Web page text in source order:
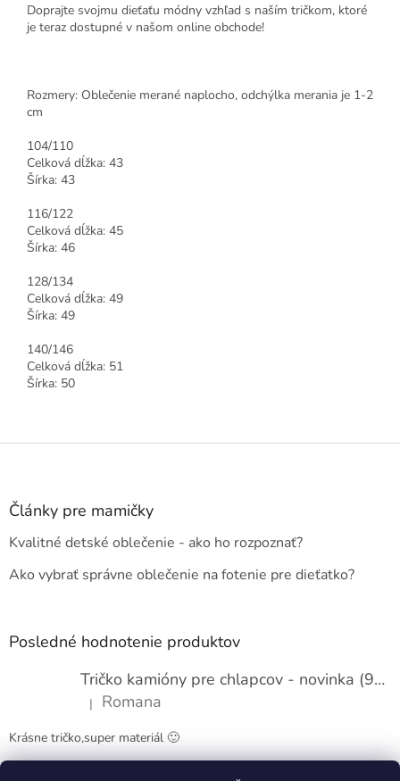
Doprajte svojmu dieťaťu módny vzhľad s naším tričkom, ktoré
je teraz dostupné v našom online obchode!
Rozmery: Oblečenie merané naplocho, odchýlka merania je 1-2
cm
104/110
Celková dĺžka: 43
Šírka: 43
116/122
Celková dĺžka: 45
Šírka: 46
128/134
Celková dĺžka: 49
Šírka: 49
140/146
Celková dĺžka: 51
Šírka: 50
Z
Články pre mamičky
Kvalitné detské oblečenie - ako ho rozpoznať?
Ako vybrať správne oblečenie na fotenie pre dieťatko?
Posledné hodnotenie produktov
Tričko kamióny pre chlapcov - novinka (98-134)
Hodnotenie produktu je 5 z 5 hviezdičiek.
| Romana
Krásne tričko,super materiál 🙂